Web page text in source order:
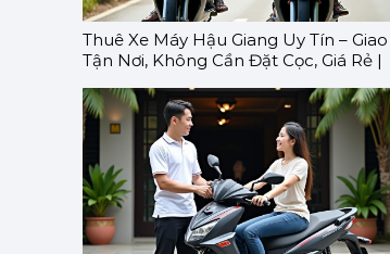
Thuê Xe Máy Hậu Giang Uy Tín – Giao
Tận Nơi, Không Cần Đặt Cọc, Giá Rẻ |